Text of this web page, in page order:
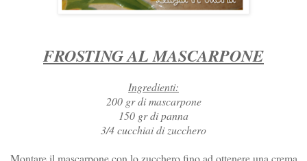
FROSTING AL MASCARPONE
Ingredienti:
200 gr di mascarpone
150 gr di panna
3/4 cucchiai di zucchero
Montare il mascarpone con lo zucchero fino ad ottenere una crema